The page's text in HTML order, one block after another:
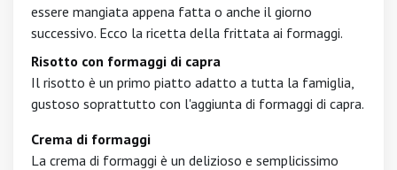
essere mangiata appena fatta o anche il giorno
successivo. Ecco la ricetta della frittata ai formaggi.
Risotto con formaggi di capra
Il risotto è un primo piatto adatto a tutta la famiglia,
gustoso soprattutto con l'aggiunta di formaggi di capra.
Crema di formaggi
La crema di formaggi è un delizioso e semplicissimo